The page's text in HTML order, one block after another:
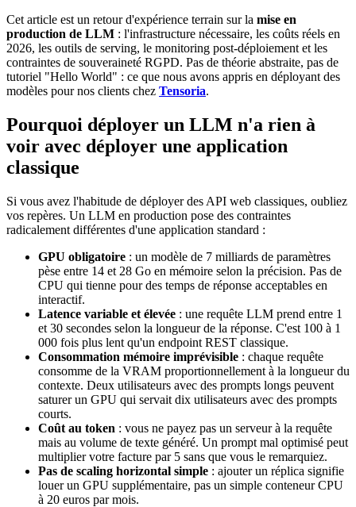
Cet article est un retour d'expérience terrain sur la mise en
production de LLM : l'infrastructure nécessaire, les coûts réels en
2026, les outils de serving, le monitoring post-déploiement et les
contraintes de souveraineté RGPD. Pas de théorie abstraite, pas de
tutoriel "Hello World" : ce que nous avons appris en déployant des
modèles pour nos clients chez Tensoria.
Pourquoi déployer un LLM n'a rien à
voir avec déployer une application
classique
Si vous avez l'habitude de déployer des API web classiques, oubliez
vos repères. Un LLM en production pose des contraintes
radicalement différentes d'une application standard :
GPU obligatoire : un modèle de 7 milliards de paramètres
pèse entre 14 et 28 Go en mémoire selon la précision. Pas de
CPU qui tienne pour des temps de réponse acceptables en
interactif.
Latence variable et élevée : une requête LLM prend entre 1
et 30 secondes selon la longueur de la réponse. C'est 100 à 1
000 fois plus lent qu'un endpoint REST classique.
Consommation mémoire imprévisible : chaque requête
consomme de la VRAM proportionnellement à la longueur du
contexte. Deux utilisateurs avec des prompts longs peuvent
saturer un GPU qui servait dix utilisateurs avec des prompts
courts.
Coût au token : vous ne payez pas un serveur à la requête
mais au volume de texte généré. Un prompt mal optimisé peut
multiplier votre facture par 5 sans que vous le remarquiez.
Pas de scaling horizontal simple : ajouter un réplica signifie
louer un GPU supplémentaire, pas un simple conteneur CPU
à 20 euros par mois.